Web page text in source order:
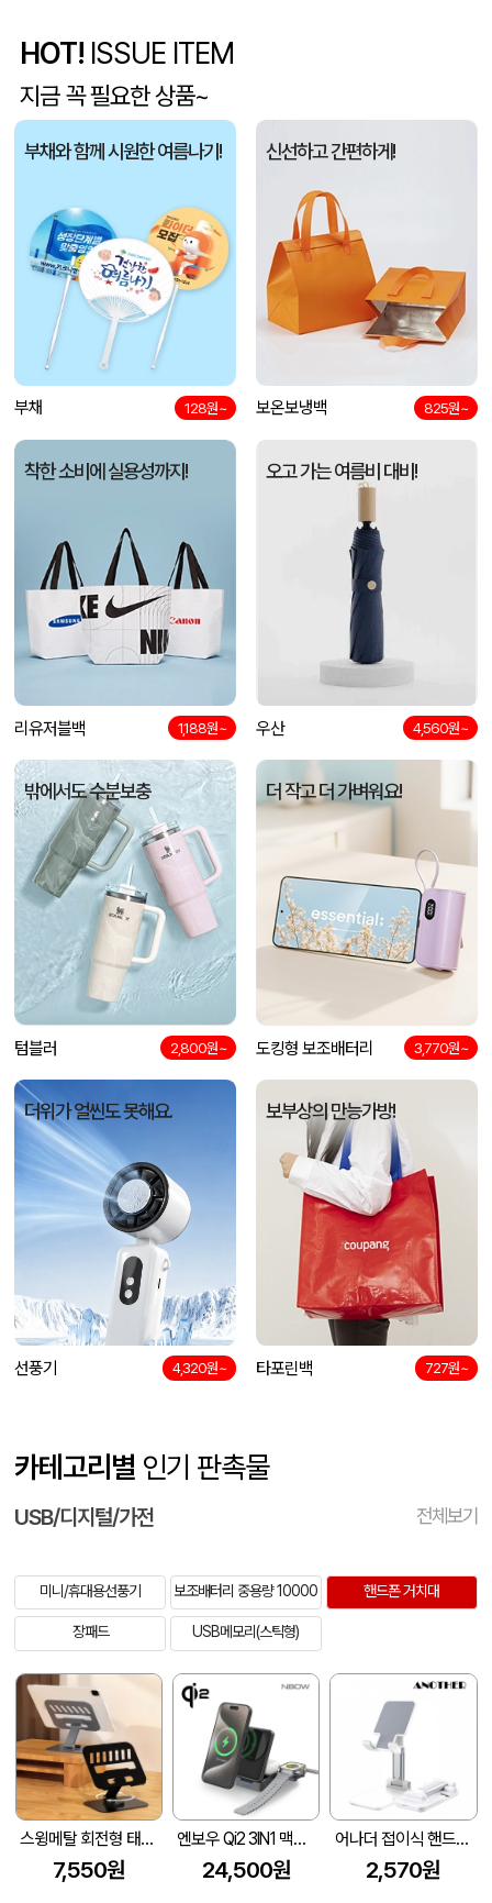
이OO
박OO 코웨이 타포린쇼핑백 (500x240x390mm) 08-07
이OO 세나토 수퍼히트 볼펜
이OO 밀룩스 3색 불투 흰색 08-07
백OO 리무벌스티커 제작 (판스티커)
한OO 08-07
신OO 칼라약통밴드세트A 08-07
HOT! ISSUE ITEM
지금 꼭 필요한 상품~
부채와 함께 시원한 여름나기!
부채 128원~
신선하고 간편하게!
보온보냉백 825원~
착한 소비에 실용성까지!
리유저블백 1,188원~
오고 가는 여름비 대비!
우산 4,560원~
밖에서도 수분보충
텀블러 2,800원~
더 작고 더 가벼워요!
도킹형 보조배터리 3,770원~
더위가 얼씬도 못해요.
선풍기 4,320원~
보부상의 만능가방!
타포린백 727원~
카테고리별 인기 판촉물
USB/디지털/가전 전체보기
미니/휴대용선풍기 보조배터리 중용량 10000 핸드폰 거치대
장패드 USB메모리(스틱형)
스윙메탈 회전형 태블릿 폰거치대
7,550원
엔보우 Qi2 3IN1 맥세이프 고속 무선충전기 접이식거치대
24,500원
어나더 접이식 핸드폰 거치대
2,570원